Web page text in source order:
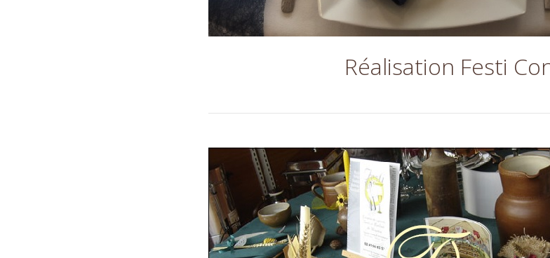
Réalisation Festi